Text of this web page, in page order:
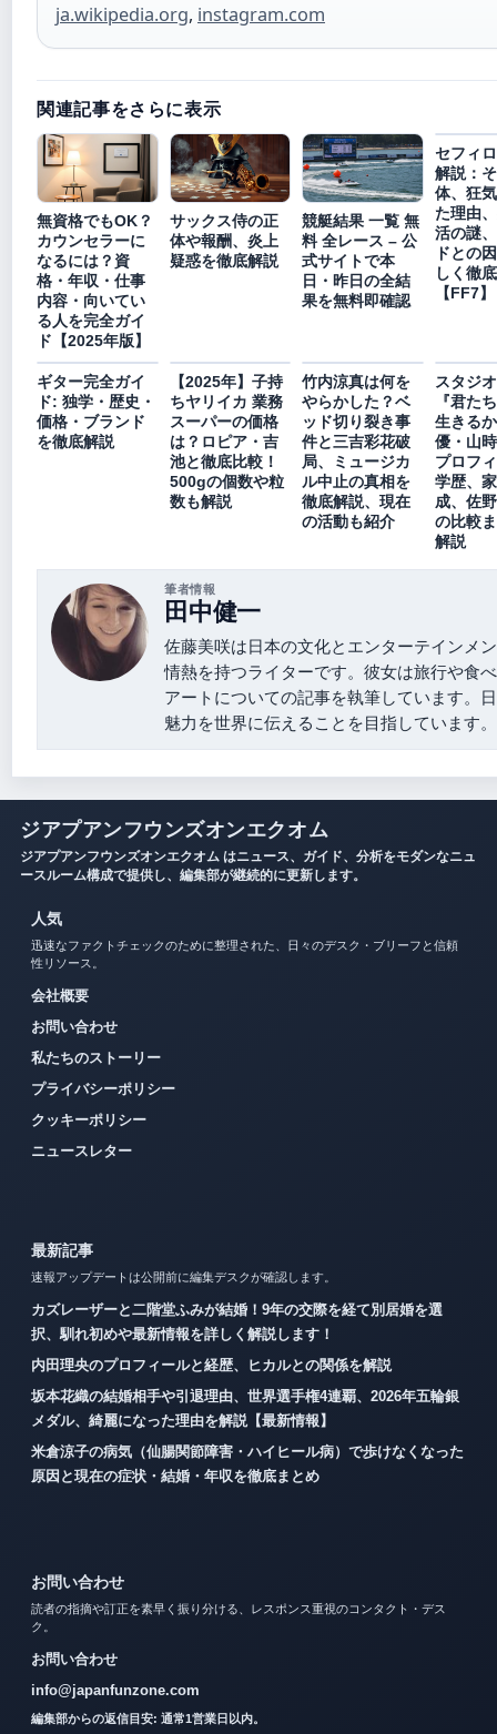
ja.wikipedia.org, instagram.com
関連記事をさらに表示
無資格でもOK？
カウンセラーに
なるには？資
格・年収・仕事
内容・向いてい
る人を完全ガイ
ド【2025年版】
サックス侍の正
体や報酬、炎上
疑惑を徹底解説
競艇結果 一覧 無
料 全レース – 公
式サイトで本
日・昨日の全結
果を無料即確認
セフィ
解説：
体、狂
た理由
活の謎
ドとの
しく徹
【FF7
ギター完全ガイ
ド: 独学・歴史・
価格・ブランド
を徹底解説
【2025年】子持
ちヤリイカ 業務
スーパーの価格
は？ロピア・吉
池と徹底比較！
500gの個数や粒
数も解説
竹内涼真は何を
やらかした？ベ
ッド切り裂き事
件と三吉彩花破
局、ミュージカ
ル中止の真相を
徹底解説、現在
の活動も紹介
スタジ
『君た
生きる
優・山
プロフ
学歴、
成、佐
の比較
解説
筆者情報
田中健一
佐藤美咲は日本の文化とエンターテインメ
情熱を持つライターです。彼女は旅行や食
アートについての記事を執筆しています。
魅力を世界に伝えることを目指しています。
ジアプアンフウンズオンエクオム
ジアプアンフウンズオンエクオム はニュース、ガイド、分析をモダンなニュ
ースルーム構成で提供し、編集部が継続的に更新します。
人気
迅速なファクトチェックのために整理された、日々のデスク・ブリーフと信頼
性リソース。
会社概要
お問い合わせ
私たちのストーリー
プライバシーポリシー
クッキーポリシー
ニュースレター
最新記事
速報アップデートは公開前に編集デスクが確認します。
カズレーザーと二階堂ふみが結婚！9年の交際を経て別居婚を選
択、馴れ初めや最新情報を詳しく解説します！
内田理央のプロフィールと経歴、ヒカルとの関係を解説
坂本花織の結婚相手や引退理由、世界選手権4連覇、2026年五輪銀
メダル、綺麗になった理由を解説【最新情報】
米倉涼子の病気（仙腸関節障害・ハイヒール病）で歩けなくなった
原因と現在の症状・結婚・年収を徹底まとめ
お問い合わせ
読者の指摘や訂正を素早く振り分ける、レスポンス重視のコンタクト・デス
ク。
お問い合わせ
info@japanfunzone.com
編集部からの返信目安: 通常1営業日以内。